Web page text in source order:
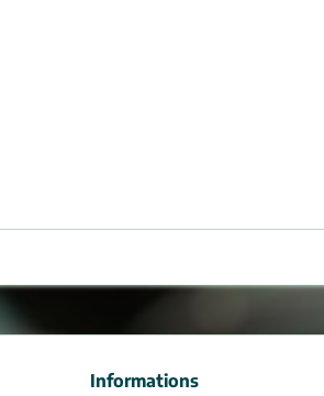
Informations